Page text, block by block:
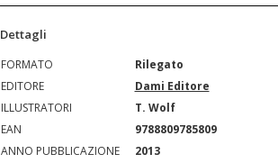
Dettagli
FORMATO
Rilegato
EDITORE
Dami Editore
ILLUSTRATORI
T. Wolf
EAN
9788809785809
ANNO PUBBLICAZIONE
2013